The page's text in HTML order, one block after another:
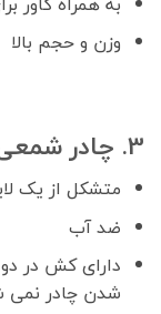
وزن و حجم بالا
3. چادر شمعی
متشکل از یک
ضد آب
دارای کش در
شدن چادر نمی